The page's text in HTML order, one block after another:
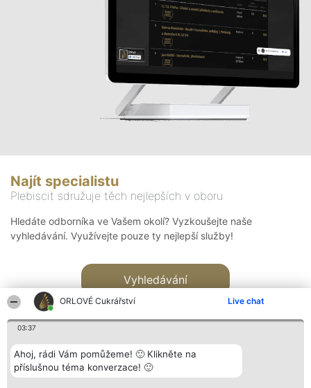
ORLOVÉ Cukrářství Live chat
03:37
Ahoj, rádi Vám pomůžeme! 🙂 Klikněte na
příslušnou téma konverzace! 🙂
Najít specialistu
Plebiscit sdružuje těch nejlepších v oboru
Hledáte odborníka ve Vašem okolí? Vyzkoušejte naše
vyhledávání. Využívejte pouze ty nejlepší služby!
Vyhledávání